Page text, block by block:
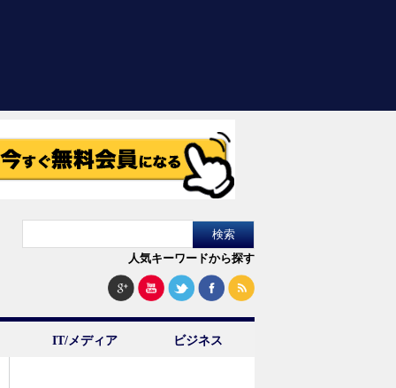
人気キーワードから探す
IT/メディア ビジネス